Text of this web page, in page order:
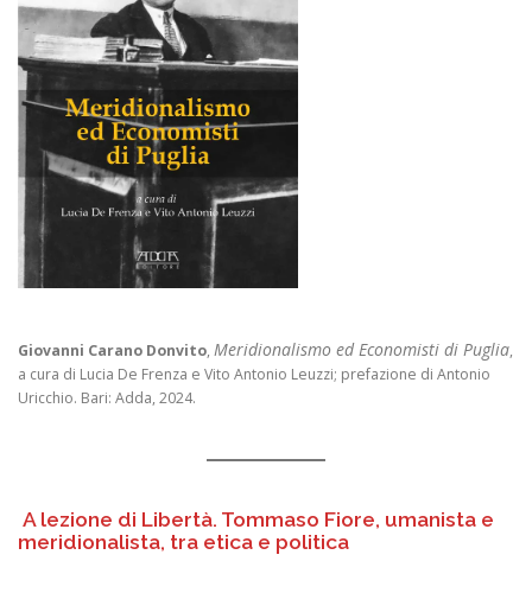
Giovanni Carano Donvito, Meridionalismo ed Economisti di Puglia,
a cura di Lucia De Frenza e Vito Antonio Leuzzi; prefazione di Antonio
Uricchio. Bari: Adda, 2024.
A lezione di Libertà. Tommaso Fiore, umanista e
meridionalista, tra etica e politica